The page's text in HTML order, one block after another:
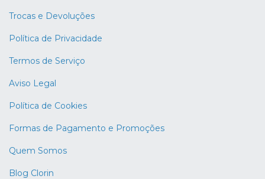
Trocas e Devoluções
Política de Privacidade
Termos de Serviço
Aviso Legal
Política de Cookies
Formas de Pagamento e Promoções
Quem Somos
Blog Clorin